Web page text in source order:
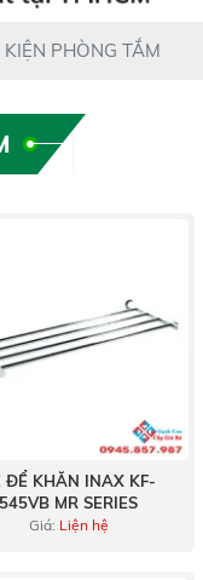
KIỆN PHÒNG TẮM
ĐỂ KHĂN INAX KF-
545VB MR SERIES
Giá: Liện hệ